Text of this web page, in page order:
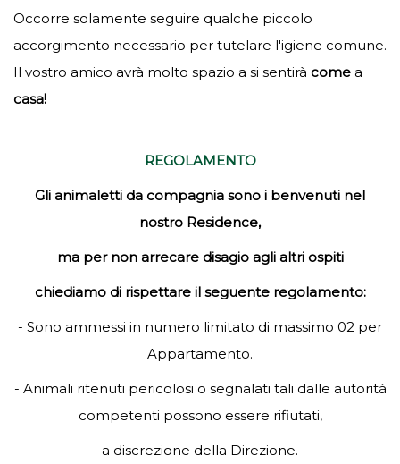
Occorre solamente seguire qualche piccolo
accorgimento necessario per tutelare l'igiene comune.
Il vostro amico avrà molto spazio a si sentirà come a
casa!
REGOLAMENTO
Gli animaletti da compagnia sono i benvenuti nel
nostro Residence,
ma per non arrecare disagio agli altri ospiti
chiediamo di rispettare il seguente regolamento:
- Sono ammessi in numero limitato di massimo 02 per
Appartamento.
- Animali ritenuti pericolosi o segnalati tali dalle autorità
competenti possono essere rifiutati,
a discrezione della Direzione.